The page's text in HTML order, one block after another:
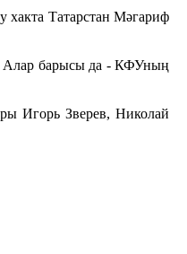
хакта Татарстан Мәгариф
Алар барысы да - КФУның
Игорь Зверев, Николай